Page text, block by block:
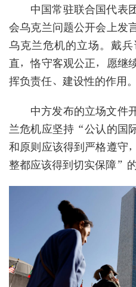
中国常驻联合国代表
会乌克兰问题公开会上发
乌克兰危机的立场。戴
直，恪守客观公正，愿继
挥负责任、建设性的作用。
中方发布的立场文件
兰危机应坚持“公认的国
和原则应该得到严格遵守
整都应该得到切实保障”的